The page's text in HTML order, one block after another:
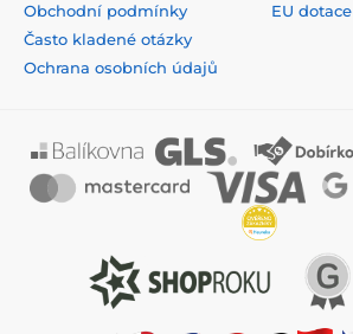
Obchodní podmínky
Často kladené otázky
Ochrana osobních údajů
EU dotace